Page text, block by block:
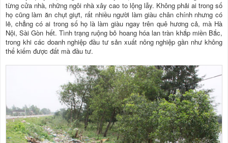
từng cửa nhà, những ngôi nhà xây cao to lộng lẫy. Không phải ai trong số
họ cũng làm ăn chụt giựt, rất nhiều người làm giàu chân chính nhưng có
lẽ, chẳng có ai trong số họ là làm giàu ngay trên quê hương cả, mà Hà
Nội, Sài Gòn hết. Tình trạng ruộng bỏ hoang hóa lan tràn khắp miền Bắc,
trong khi các doanh nghiệp đầu tư sản xuất nông nghiệp gần như không
thể kiếm được đất mà đầu tư.